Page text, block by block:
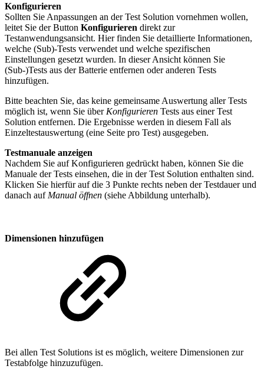
Konfigurieren
Sollten Sie Anpassungen an der Test Solution vornehmen wollen,
leitet Sie der Button Konfigurieren direkt zur
Testanwendungsansicht. Hier finden Sie detaillierte Informationen,
welche (Sub)-Tests verwendet und welche spezifischen
Einstellungen gesetzt wurden. In dieser Ansicht können Sie
(Sub-)Tests aus der Batterie entfernen oder anderen Tests
hinzufügen.
Bitte beachten Sie, das keine gemeinsame Auswertung aller Tests
möglich ist, wenn Sie über Konfigurieren Tests aus einer Test
Solution entfernen. Die Ergebnisse werden in diesem Fall als
Einzeltestauswertung (eine Seite pro Test) ausgegeben.
Testmanuale anzeigen
Nachdem Sie auf Konfigurieren gedrückt haben, können Sie die
Manuale der Tests einsehen, die in der Test Solution enthalten sind.
Klicken Sie hierfür auf die 3 Punkte rechts neben der Testdauer und
danach auf Manual öffnen (siehe Abbildung unterhalb).
Dimensionen hinzufügen
Bei allen Test Solutions ist es möglich, weitere Dimensionen zur
Testabfolge hinzuzufügen.